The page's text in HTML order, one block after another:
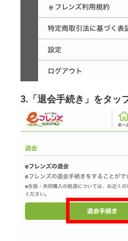
3.「退会手続き」をタッ